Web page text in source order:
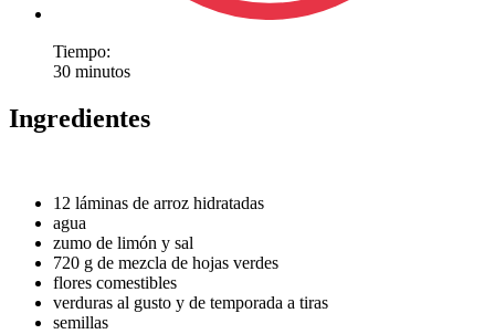
Tiempo:
30 minutos
Ingredientes
12 láminas de arroz hidratadas
agua
zumo de limón y sal
720 g de mezcla de hojas verdes
flores comestibles
verduras al gusto y de temporada a tiras
semillas